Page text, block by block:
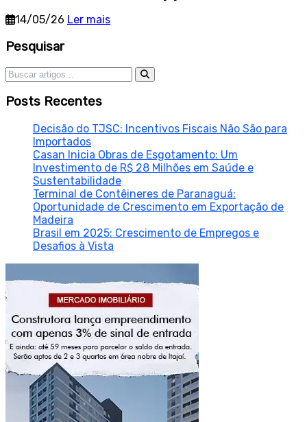
14/05/26 Ler mais
Sidebar
Pesquisar
Pesquisar por:
Posts Recentes
Decisão do TJSC: Incentivos Fiscais Não São para
Importados
Casan Inicia Obras de Esgotamento: Um
Investimento de R$ 28 Milhões em Saúde e
Sustentabilidade
Terminal de Contêineres de Paranaguá:
Oportunidade de Crescimento em Exportação de
Madeira
Brasil em 2025: Crescimento de Empregos e
Desafios à Vista